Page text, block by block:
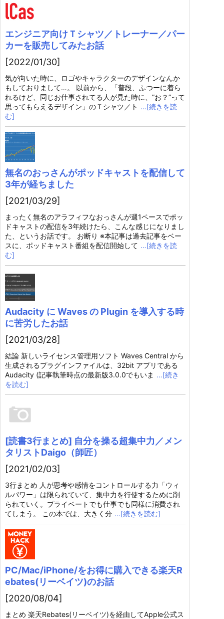
エンジニア向けＴシャツ／トレーナー／パー
カーを販売してみたお話
[2022/01/30]
気が向いた時に、ロゴやキャラクターのデザインなんか
もしておりまして…。 以前から、「普段、ふつーに着ら
れるけど、同じお仕事されてる人が見た時に、”お？”って
思ってもらえるデザイン」のＴシャツ／ト …[続きを読
む]
無名のおっさんがポッドキャストを配信して
3年が経ちました
[2021/03/29]
まったく無名のアラフィフなおっさんが週1ペースでポッ
ドキャストの配信を3年続けたら、こんな感じになりまし
た、というお話です。 お断り ※本記事は過去記事をベー
スに、ポッドキャスト番組を配信開始して …[続きを読
む]
Audacity に Waves の Plugin を導入する時
に苦労したお話
[2021/03/28]
結論 新しいライセンス管理用ソフト Waves Central から
生成されるプラグインファイルは、32bit アプリである
Audacity (記事執筆時点の最新版3.0.0でもいま …[続き
を読む]
[読書3行まとめ] 自分を操る超集中力／メン
タリストDaigo（師匠）
[2021/02/03]
3行まとめ 人が思考や感情をコントロールする力「ウィ
ルパワー」は限られていて、集中力を行使するために削
られていく。プライベートでも仕事でも同様に消費され
てしまう。 この本では、大きく分 …[続きを読む]
PC/Mac/iPhone/をお得に購入できる楽天R
ebates(リーベイツ)のお話
[2020/08/04]
まとめ 楽天Rebates(リーベイツ)を経由してApple公式ス